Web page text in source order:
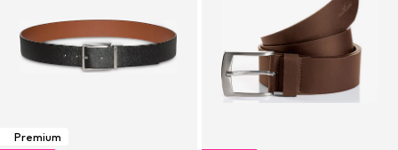
Premium